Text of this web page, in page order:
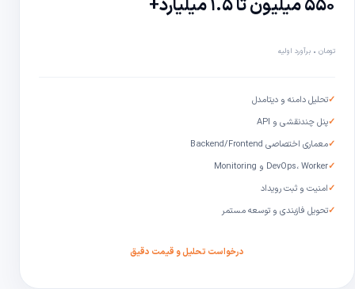
۵۵۰ میلیون تا ۱.۵ میلیارد+
تومان • برآورد اولیه
✓تحلیل دامنه و دیتامدل
✓پنل چندنقشی و API
✓معماری اختصاصی Backend/Frontend
✓DevOps، Worker و Monitoring
✓امنیت و ثبت رویداد
✓تحویل فازبندی و توسعه مستمر
درخواست تحلیل و قیمت دقیق